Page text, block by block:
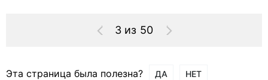
3 из 50
Эта страница была полезна? ДА НЕТ